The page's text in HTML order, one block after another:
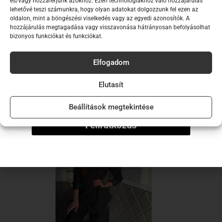
lehetővé teszi számunkra, hogy olyan adatokat dolgozzunk fel ezen az
oldalon, mint a böngészési viselkedés vagy az egyedi azonosítók. A
hozzájárulás megtagadása vagy visszavonása hátrányosan befolyásolhat
bizonyos funkciókat és funkciókat.
Elfogadom
Elutasít
Beállítások megtekintése
normál illeszkedés
A modell által viselt méret: egyméretes
A modell méretei: 173 cm magas, 60 kg
-30%
hogy elsők között értesülj új
kollekcióinkról!
Email
Feliratkozás